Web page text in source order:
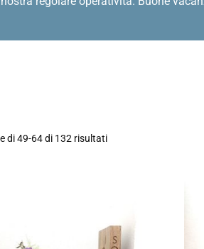
di 49-64 di 132 risultati